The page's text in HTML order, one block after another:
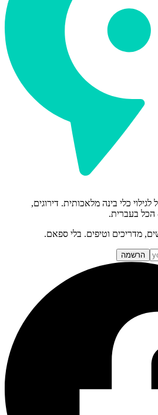
כלי בינה מלאכותית. דירוגים,
הכל בעברית.
הרשמה